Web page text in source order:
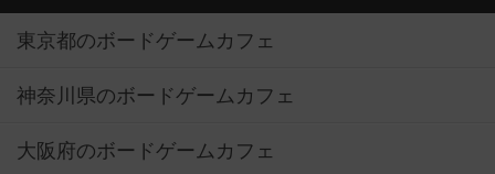
東京都のボードゲームカフェ
神奈川県のボードゲームカフェ
大阪府のボードゲームカフェ